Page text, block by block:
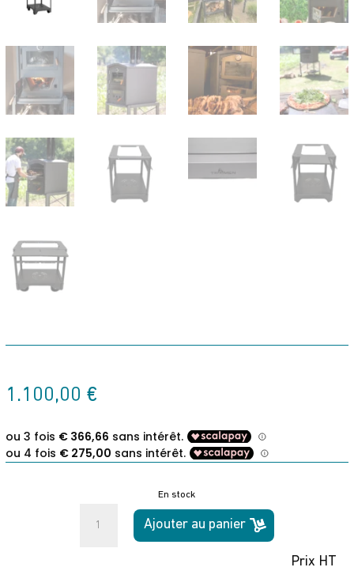
1.100,00 €
En stock
Ajouter au panier
Prix HT